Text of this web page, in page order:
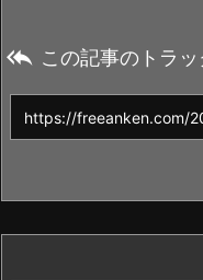
 この記事のトラ